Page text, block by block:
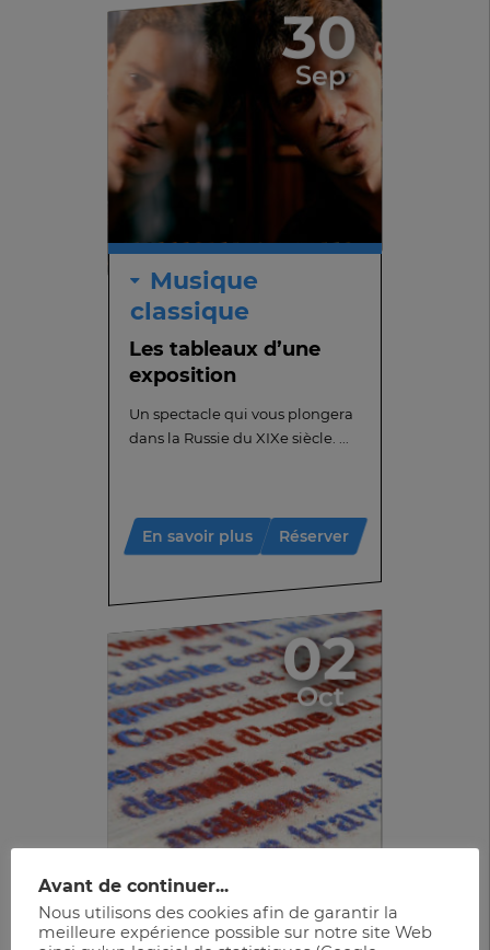
30
Sep
Musique
classique
Les tableaux d’une
exposition
Un spectacle qui vous plongera
dans la Russie du XIXe siècle. ...
En savoir plus Réserver
02
Oct
Exposition
Mythopoïèse
Avant de continuer...
Nous utilisons des cookies afin de garantir la
meilleure expérience possible sur notre site Web